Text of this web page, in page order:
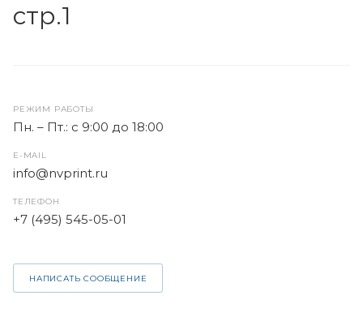
стр.1
РЕЖИМ РАБОТЫ
Пн. – Пт.: с 9:00 до 18:00
E-MAIL
info@nvprint.ru
ТЕЛЕФОН
+7 (495) 545-05-01
НАПИСАТЬ СООБЩЕНИЕ